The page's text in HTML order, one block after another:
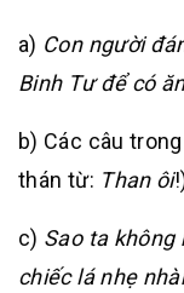
a) Con người
Binh Tư để có
b) Các câu
thán từ: Than ôi
c) Sao ta
chiếc lá nhẹ